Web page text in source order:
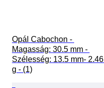
Opál Cabochon -
Magasság: 30.5 mm -
Szélesség: 13.5 mm- 2.46
g - (1)